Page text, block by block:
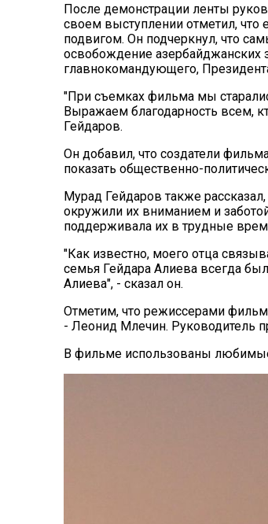
После демонстрации ленты
своем выступлении отметил, что
подвигом. Он подчеркнул, что
освобождение азербайджанских
главнокомандующего,
"При съемках фильма мы
Выражаем благодарность всем,
Гейдаров.
Он добавил, что создатели
показать общественно-
Мурад Гейдаров также
окружили их вниманием и
поддерживала их в трудные
"Как известно, моего отца
семья Гейдара Алиева всегда
Алиева", - сказал он.
Отметим, что режиссерами
- Леонид Млечин. Руководитель
В фильме использованы